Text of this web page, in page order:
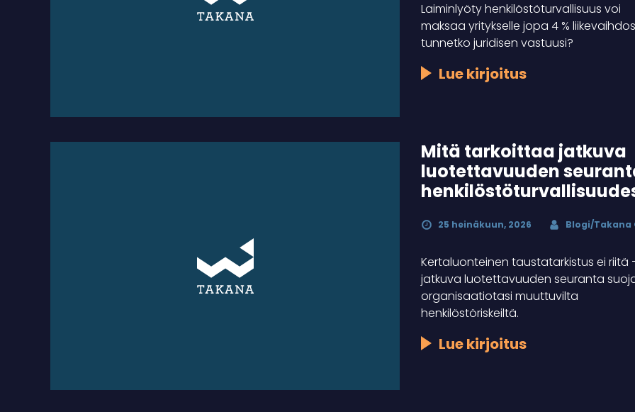
Laiminlyöty henkilöstöturvallisuus voi
maksaa yritykselle jopa 4 %
tunnetko juridisen vastuusi?
Lue kirjoitus
Mitä tarkoittaa jatkuva
luotettavuuden
25 heinäkuun, 2026 Blogi/Takana
Kertaluonteinen taustatarkistus ei riitä
jatkuva luotettavuuden seuranta
organisaatiotasi muuttuvilta
henkilöstöriskeiltä.
Lue kirjoitus